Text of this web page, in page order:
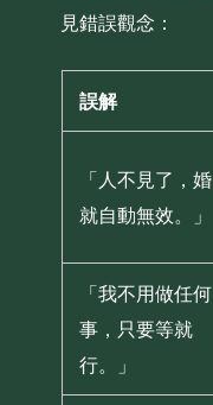
見錯誤觀念：
誤解
「人不見了，婚
就自動無效。」
「我不用做任何
事，只要等就
行。」